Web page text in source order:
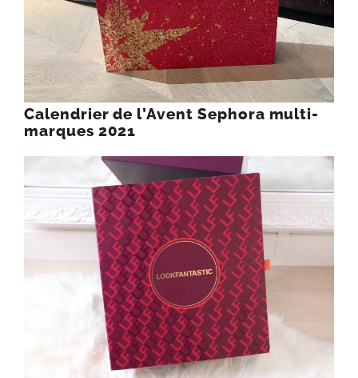
Calendrier de l’Avent Sephora multi-
marques 2021